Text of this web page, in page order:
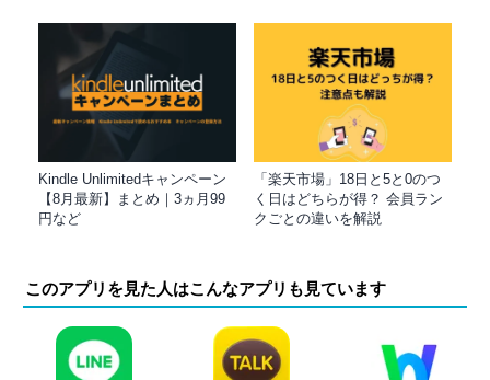
Kindle Unlimitedキャンペーン
【8月最新】まとめ｜3ヵ月99
円など
「楽天市場」18日と5と0のつ
く日はどちらが得？ 会員ラン
クごとの違いを解説
このアプリを見た人はこんなアプリも見ています